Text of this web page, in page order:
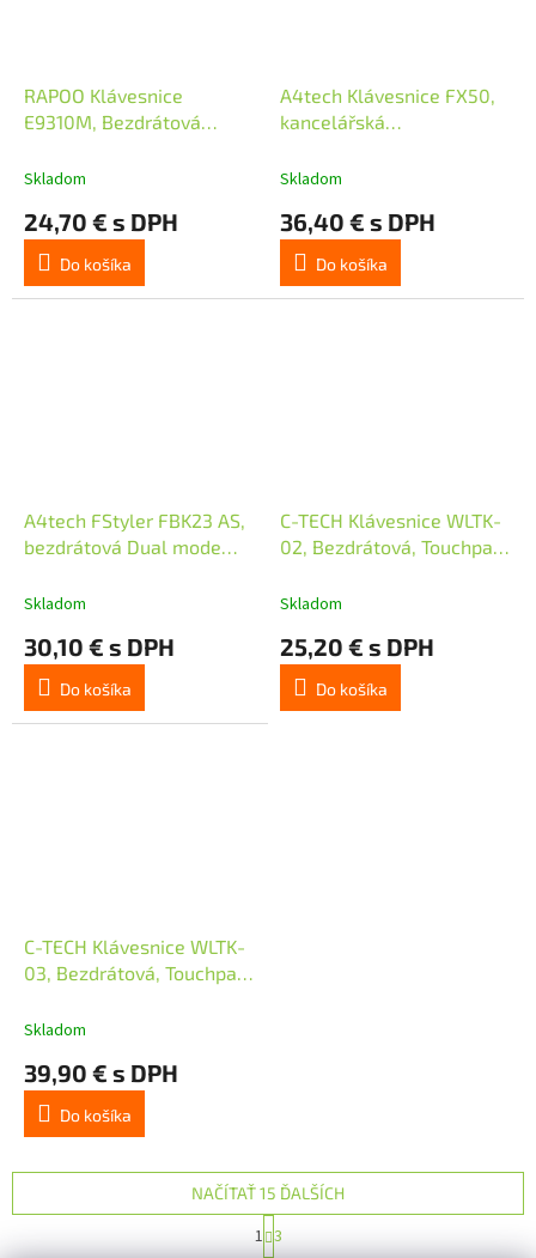
RAPOO Klávesnice
E9310M, Bezdrátová
černá
Skladom
24,70 € s DPH
Do košíka
A4tech Klávesnice FX50,
kancelářská
CZ, bílá
Skladom
36,40 € s DPH
Do košíka
A4tech FStyler FBK23 AS,
bezdrátová Dual mode
klávesnice, CZ, černá
Skladom
30,10 € s DPH
Do košíka
C-TECH Klávesnice WLTK-
02, Bezdrátová, Touchpad,
Skladom
25,20 € s DPH
Do košíka
C-TECH Klávesnice WLTK-
03, Bezdrátová, Touchpad,
Skladom
39,90 € s DPH
Do košíka
NAČÍTAŤ 15 ĎALŠÍCH
t
1 3